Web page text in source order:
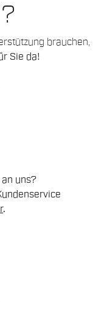
brauchen,
Sie da!
an uns?
.